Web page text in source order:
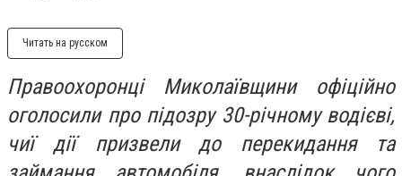
Читать на русском
Правоохоронці Миколаївщини офіційно
оголосили про підозру 30-річному водієві,
чиї дії призвели до перекидання та